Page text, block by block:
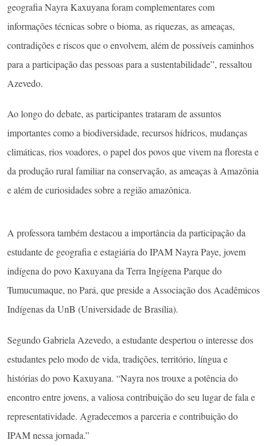
geografia Nayra Kaxuyana foram complementares com
informações técnicas sobre o bioma, as riquezas, as ameaças,
contradições e riscos que o envolvem, além de possíveis caminhos
para a participação das pessoas para a sustentabilidade”, ressaltou
Azevedo.
Ao longo do debate, as participantes trataram de assuntos
importantes como a biodiversidade, recursos hídricos, mudanças
climáticas, rios voadores, o papel dos povos que vivem na floresta e
da produção rural familiar na conservação, as ameaças à Amazônia
e além de curiosidades sobre a região amazônica.
A professora também destacou a importância da participação da
estudante de geografia e estagiária do IPAM Nayra Paye, jovem
indígena do povo Kaxuyana da Terra Ingígena Parque do
Tumucumaque, no Pará, que preside a Associação dos Acadêmicos
Indígenas da UnB (Universidade de Brasília).
Segundo Gabriela Azevedo, a estudante despertou o interesse dos
estudantes pelo modo de vida, tradições, território, língua e
histórias do povo Kaxuyana. “Nayra nos trouxe a potência do
encontro entre jovens, a valiosa contribuição do seu lugar de fala e
representatividade. Agradecemos a parceria e contribuição do
IPAM nessa jornada.”